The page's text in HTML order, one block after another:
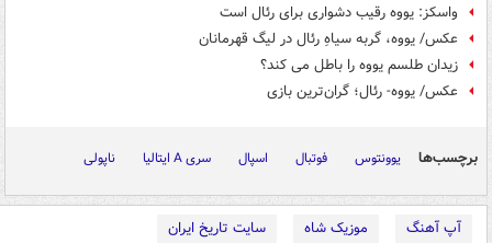
واسکز: یووه رقیب دشواری برای رئال است
عکس/ یووه، گربه سیاهِ رئال در لیگ قهرمانان
زیدان طلسم یووه را باطل می کند؟
عکس/ یووه- رئال؛ گران‌ترین بازی
برچسب‌ها یوونتوس فوتبال اسپال سری A ایتالیا ناپولی
آپ آهنگ موزیک شاه
سایت تاریخ ایران